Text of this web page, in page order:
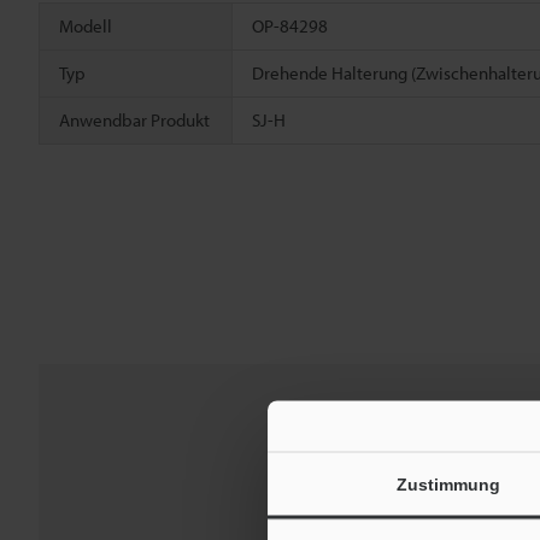
Zustimmung
Modell OP-84298
Typ Drehende Halterung
Anwendbar Produkt SJ-H
Downloads: